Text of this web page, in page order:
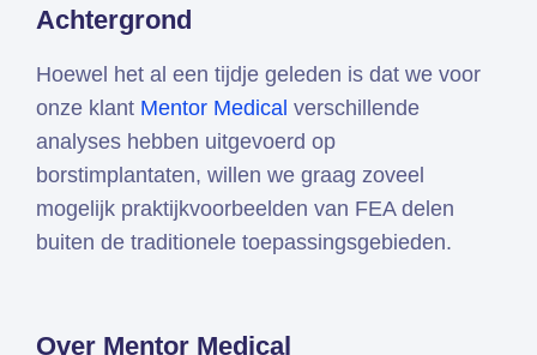
3D
HEEDS
SDC
Verifier
Altair
HyperWorks
Altair
Achtergrond
Hoewel het al een tijdje geleden is dat we voor
onze klant Mentor Medical verschillende
analyses hebben uitgevoerd op
borstimplantaten, willen we graag zoveel
mogelijk praktijkvoorbeelden van FEA delen
buiten de traditionele toepassingsgebieden.
Over Mentor Medical